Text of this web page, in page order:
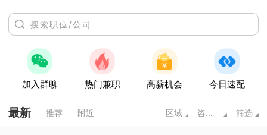
加入群聊 热门兼职 高薪机会 今日速配
最新 推荐 附近 区域 咨询/法律/教育/科研 筛选